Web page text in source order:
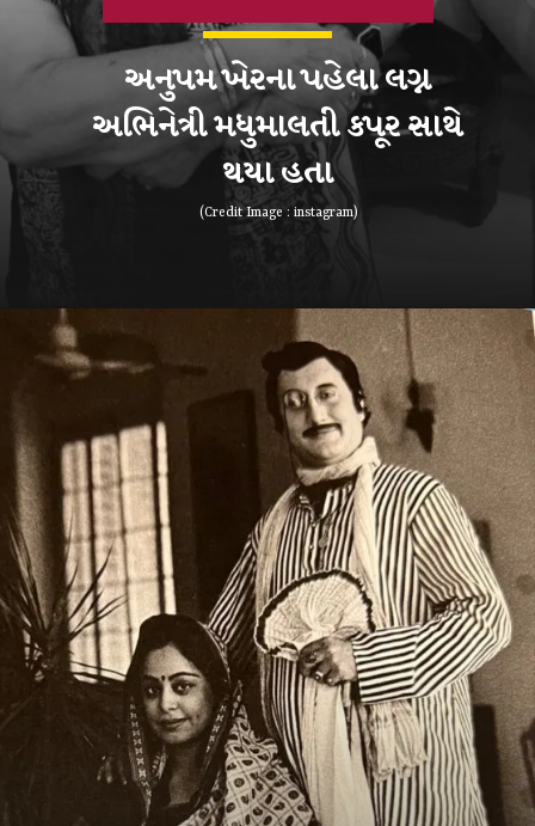
(Credit Image : instagram)
અનુપમ ખેરના પહેલા લગ્ન
અભિનેત્રી મધુમાલતી કપૂર સાથે
થયા હતા